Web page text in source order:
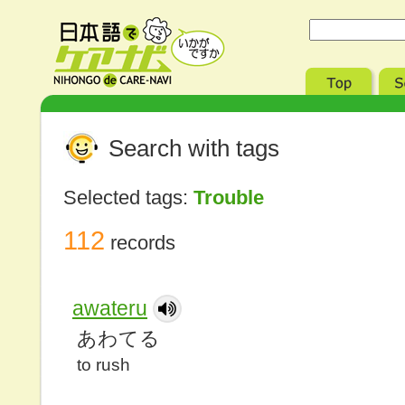
Search with tags
Selected tags: Trouble
112 records
awateru
あわてる
to rush